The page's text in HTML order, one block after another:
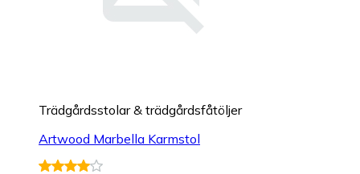
Trädgårdsstolar & trädgårdsfåtöljer
Artwood Marbella Karmstol